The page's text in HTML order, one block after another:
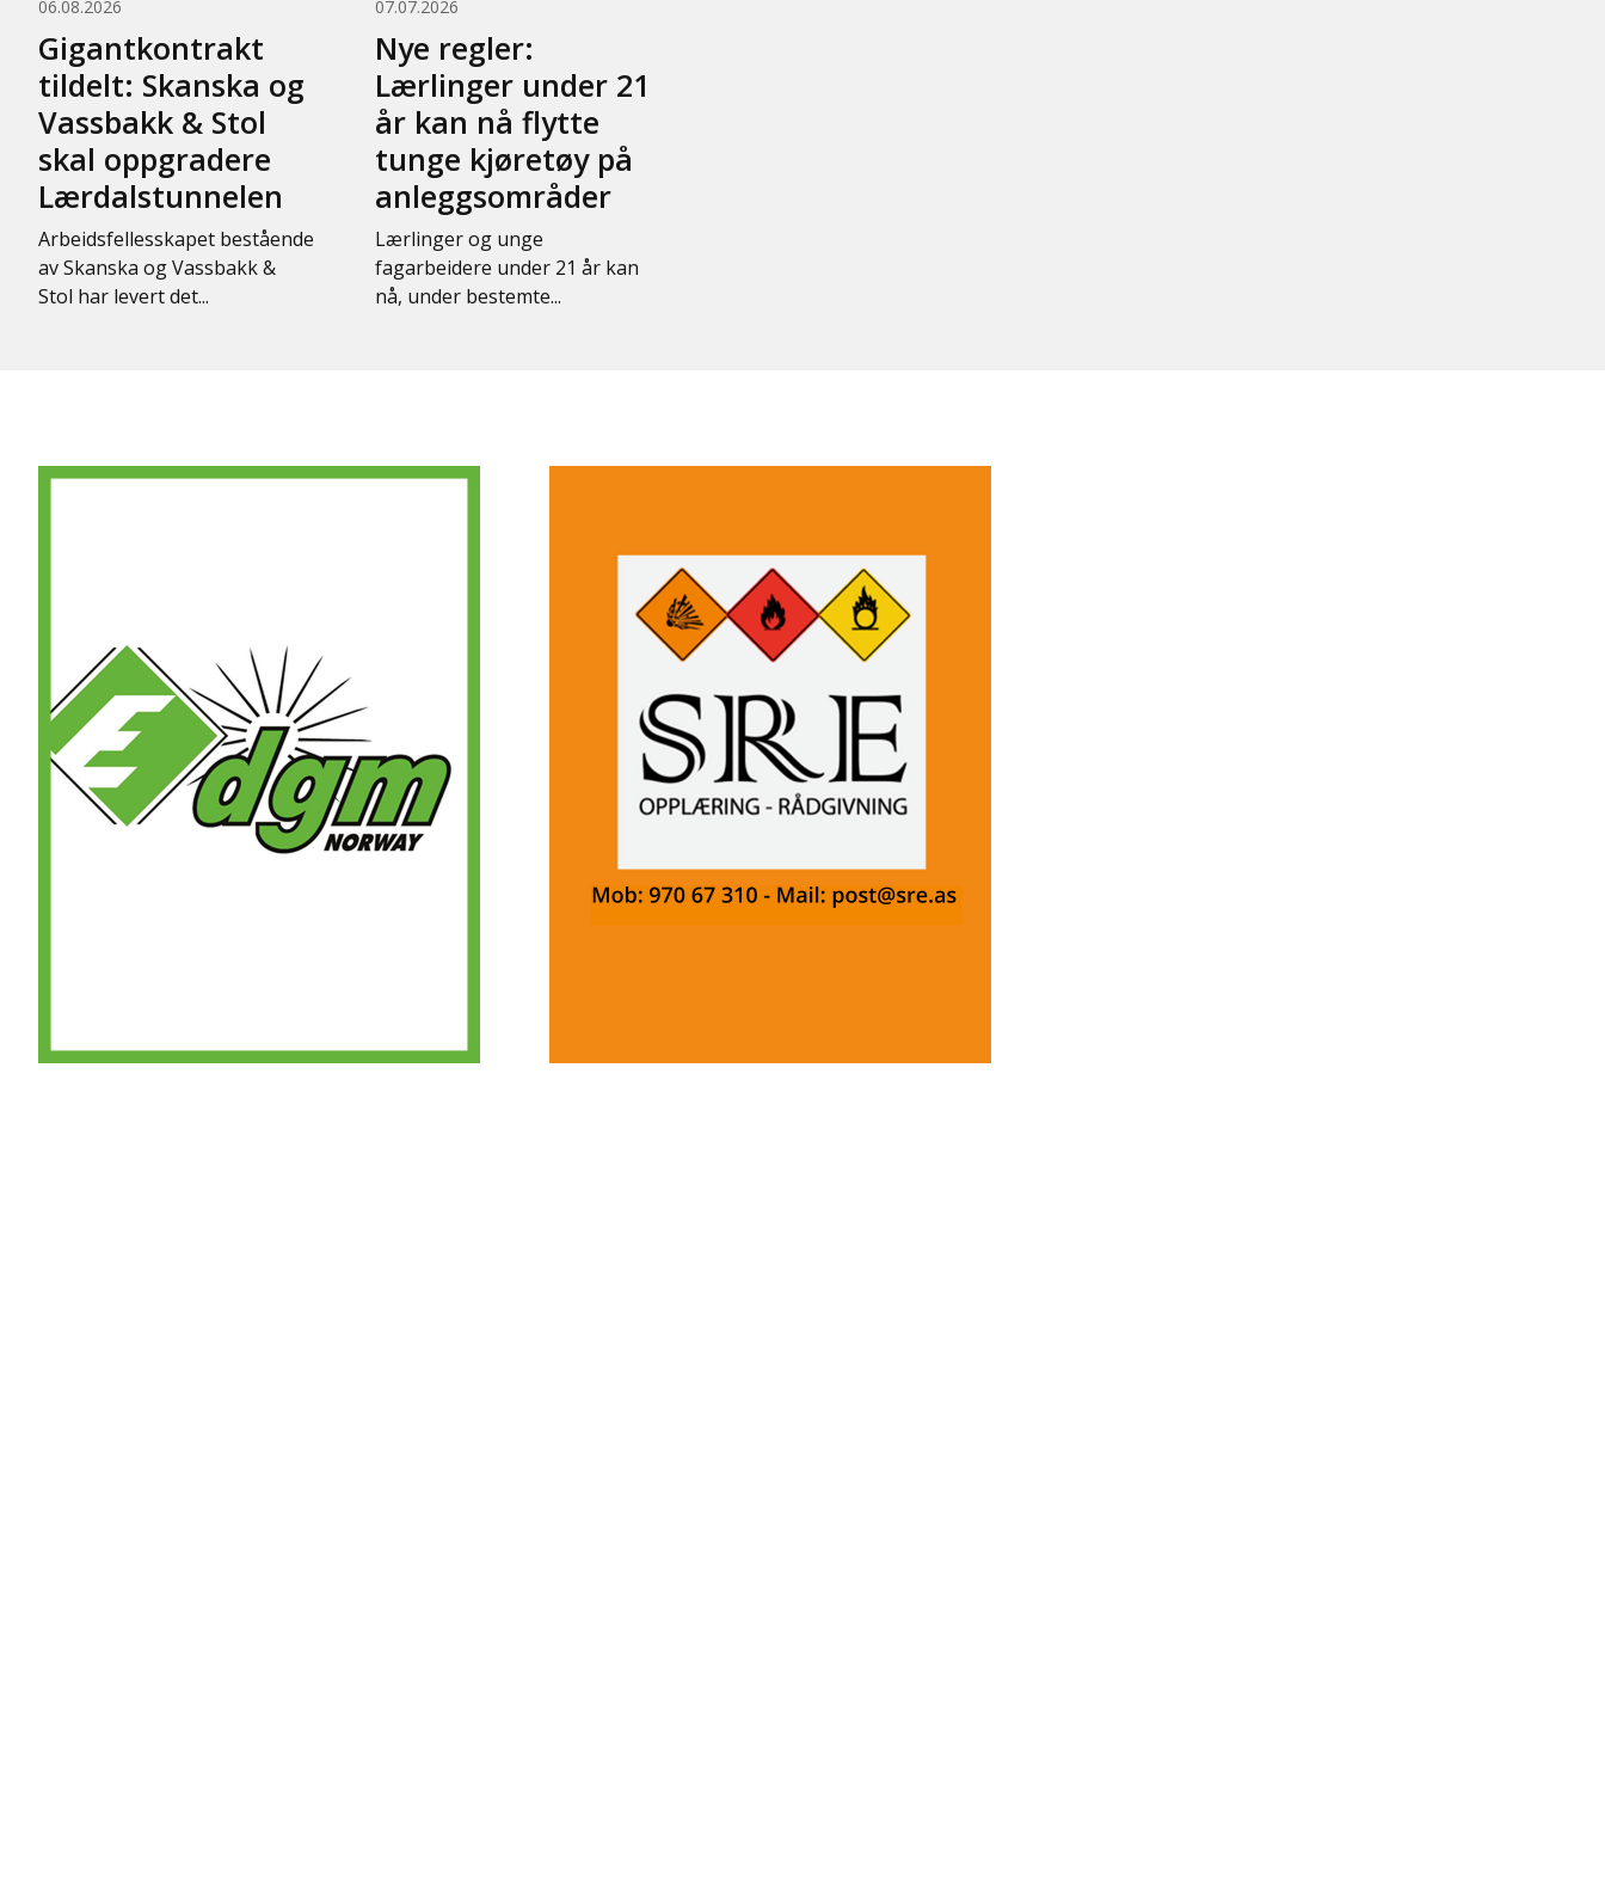
06.08.2026
Gigantkontrakt
tildelt: Skanska og
Vassbakk & Stol
skal oppgradere
Lærdalstunnelen
Arbeidsfellesskapet bestående
av Skanska og Vassbakk &
Stol har levert det...
07.07.2026
Nye regler:
Lærlinger under 21
år kan nå flytte
tunge kjøretøy på
anleggsområder
Lærlinger og unge
fagarbeidere under 21 år kan
nå, under bestemte...